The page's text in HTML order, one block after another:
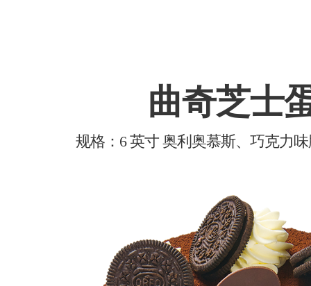
曲奇芝士
规格：6 英寸 奥利奥慕斯、巧克力